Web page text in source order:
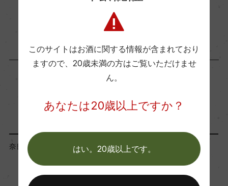
使用酵母
自社酵母
商品に関するお問い合わせはこちら
「蔵元」が同じ商品
奈良県 奈良県
このサイトはお酒に関する情報が含まれており
ますので、 20歳未満の方はご覧いただけませ
ん。
あなたは20歳以上ですか？
はい。20歳以上です。